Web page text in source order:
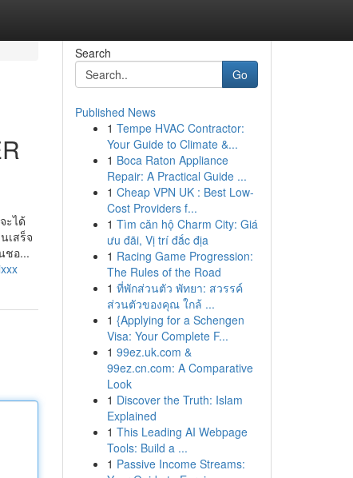
ะได้
เสร็จ
ชอ...
Search
Go
Published News
1 Tempe HVAC Contractor:
Your Guide to Climate &...
1 Boca Raton Appliance
Repair: A Practical Guide ...
1 Cheap VPN UK : Best Low-
Cost Providers f...
1 Tìm căn hộ Charm City: Giá
ưu đãi, Vị trí đắc địa
1 Racing Game Progression:
The Rules of the Road
1 ที่พักส่วนตัว พัทยา: สวรรค์
ส่วนตัวของคุณ ใกล้ ...
1 {Applying for a Schengen
Visa: Your Complete F...
1 99ez.uk.com &
99ez.cn.com: A Comparative
Look
1 Discover the Truth: Islam
Explained
1 This Leading AI Webpage
Tools: Build a ...
1 Passive Income Streams: